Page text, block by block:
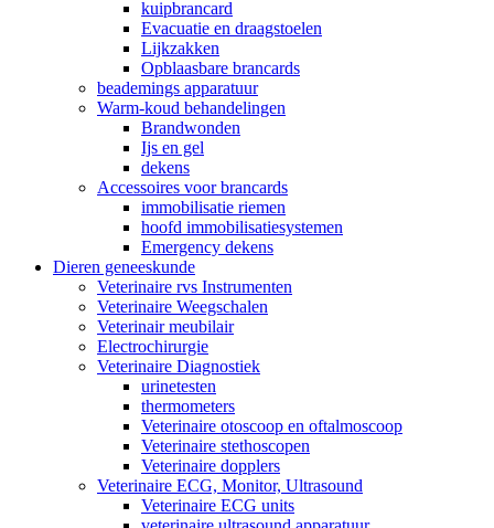
kuipbrancard
Evacuatie en draagstoelen
Lijkzakken
Opblaasbare brancards
beademings apparatuur
Warm-koud behandelingen
Brandwonden
Ijs en gel
dekens
Accessoires voor brancards
immobilisatie riemen
hoofd immobilisatiesystemen
Emergency dekens
Dieren geneeskunde
Veterinaire rvs Instrumenten
Veterinaire Weegschalen
Veterinair meubilair
Electrochirurgie
Veterinaire Diagnostiek
urinetesten
thermometers
Veterinaire otoscoop en oftalmoscoop
Veterinaire stethoscopen
Veterinaire dopplers
Veterinaire ECG, Monitor, Ultrasound
Veterinaire ECG units